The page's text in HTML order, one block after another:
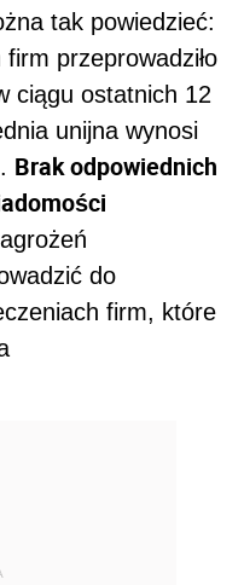
tak powiedzieć:
przeprowadziło
ciągu ostatnich 12
unijna wynosi
Brak odpowiednich
do
firm, które